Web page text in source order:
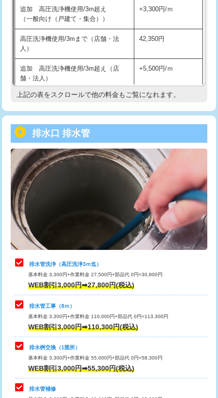
廃棄・処分
※給水管工事は20mmまでの価格です。
給水管工事※（支持金具設置) 5,500円
給水管工事※（保温材使用（バンド止
め込み）)
5,500円
給水管工事※（土の掘削・埋め戻し作
業)
11,000円
給水管工事※（塩ビ管（VP・HI）使
用/3ｍまで)
用（追加）/3ｍ超え)
給水管工事※（ライニング鋼管・銅
管・ポリ管・HT管使用/3ｍまで)
44,000円
給水管工事※（ライニング鋼管・銅
管・ポリ管・HT管使用/3ｍ超え)
+8,800円
排水管工事（土の掘削・埋め戻し作
業）
11,000円~
排水管工事（排水管工事/3ｍまで） 55,000円
排水管工事（追加 排水管工事/3ｍ超
え）
マス交換（土の掘削・埋め戻し作業）
マス交換（深さ50㎝未満）
マス交換（深さ50㎝以上）
コンクリート斫り（厚さ10㎝まで）
コンクリート斫り（厚さ10㎝超え）
モルタル補修（厚さ10㎝まで）
追加 高圧洗浄機使用/3m超え
（一般向け（戸建て・集合））
+3,300円/ｍ
高圧洗浄機使用/3mまで（店舗・法
人）
42,350円
追加 高圧洗浄機使用/3m超え（店
舗・法人）
+5,500円/ｍ
高度高圧洗浄換 現地調査
トーラー機使用/3mまで
追加トーラー機使用/3m超え +3,300円
カメラ調査 33,000円
桝清掃 8,800円
止水・漏水調査・防水処理・清掃・修
理・調整・分解・加工など（軽作業）
11,000円
止水・漏水調査・防水処理・清掃・修
理・調整・分解・加工など（中作業）
22,000円
止水・漏水調査・防水処理・清掃・修
理・調整・分解・加工など（重作業）
33,000円
その他部品の脱着
交換・取付（タンク）
交換・取付(単水栓（壁付・デッキ
式）)
交換・取付(混合水栓（壁付・デッキ
式・ワンホール）)
16,500円+材料費
上記の表をスクロールで他の料金もご覧になれます。
排水口 排水管
排水管洗浄（高圧洗浄3ｍ迄）
基本料金 3,300円+作業料金 27,500円+部品代 0円=30,800円
WEB割引3,000円➡27,800円(税込)
排水管工事（8ｍ）
基本料金 3,300円+作業料金 110,000円+部品代 0円=113,300円
WEB割引3,000円➡110,300円(税込)
排水桝交換（1箇所）
基本料金 3,300円+作業料金 55,000円+部品代 0円=58,300円
WEB割引3,000円➡55,300円(税込)
排水管補修